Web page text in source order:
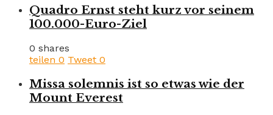
Quadro Ernst steht kurz vor seinem
100.000-Euro-Ziel
0 shares
teilen 0 Tweet 0
Missa solemnis ist so etwas wie der
Mount Everest